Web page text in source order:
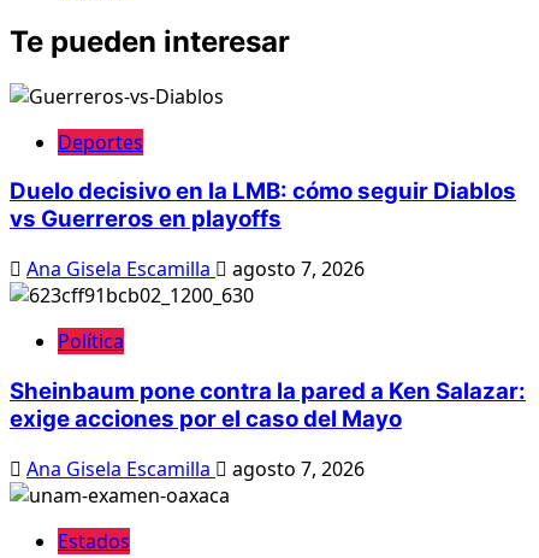
Te pueden interesar
Deportes
Duelo decisivo en la LMB: cómo seguir Diablos
vs Guerreros en playoffs
Ana Gisela Escamilla agosto 7, 2026
Política
Sheinbaum pone contra la pared a Ken Salazar:
exige acciones por el caso del Mayo
Ana Gisela Escamilla agosto 7, 2026
Estados